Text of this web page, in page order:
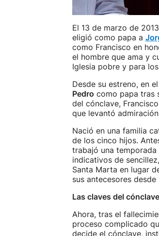
El 13 de marzo de
eligió como papa a
como Francisco en
el hombre que ama y
Iglesia pobre y para
Desde su estreno, en
Pedro como papa tras
del cónclave,
que levantó
Nació en una familia
de los cinco hijos.
trabajó una
indicativos de
Santa Marta en lugar
sus antecesores desde
Las claves del
Ahora, tras el
proceso complicado
decide el cónclave,